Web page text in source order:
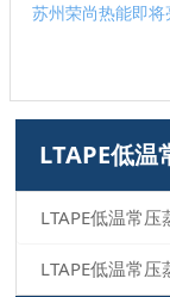
苏州荣尚热能即
LTAPE低温
LTAPE低温常压
LTAPE低温常压